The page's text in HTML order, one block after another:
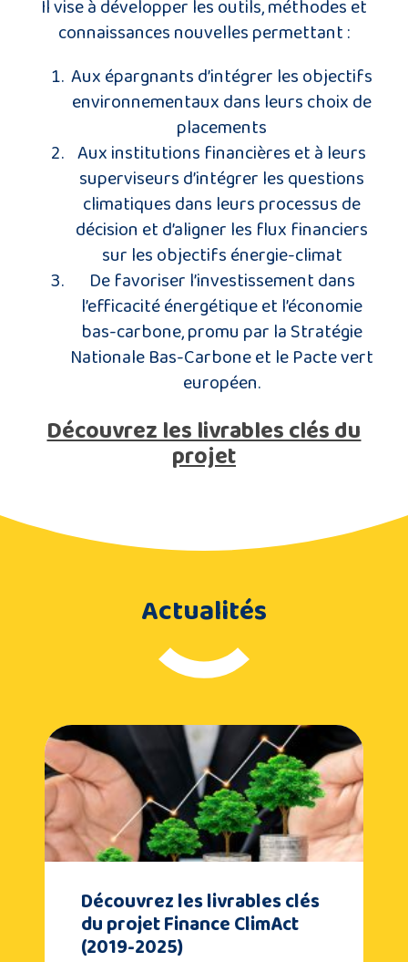
Il vise à développer les outils, méthodes et
connaissances nouvelles permettant :
Aux épargnants d’intégrer les objectifs
environnementaux dans leurs choix de
placements
Aux institutions financières et à leurs
superviseurs d’intégrer les questions
climatiques dans leurs processus de
décision et d’aligner les flux financiers
sur les objectifs énergie-climat
De favoriser l’investissement dans
l’efficacité énergétique et l’économie
bas-carbone, promu par la Stratégie
Nationale Bas-Carbone et le Pacte vert
européen.
Découvrez les livrables clés du
projet
Actualités
Découvrez les livrables clés
du projet Finance ClimAct
(2019-2025)